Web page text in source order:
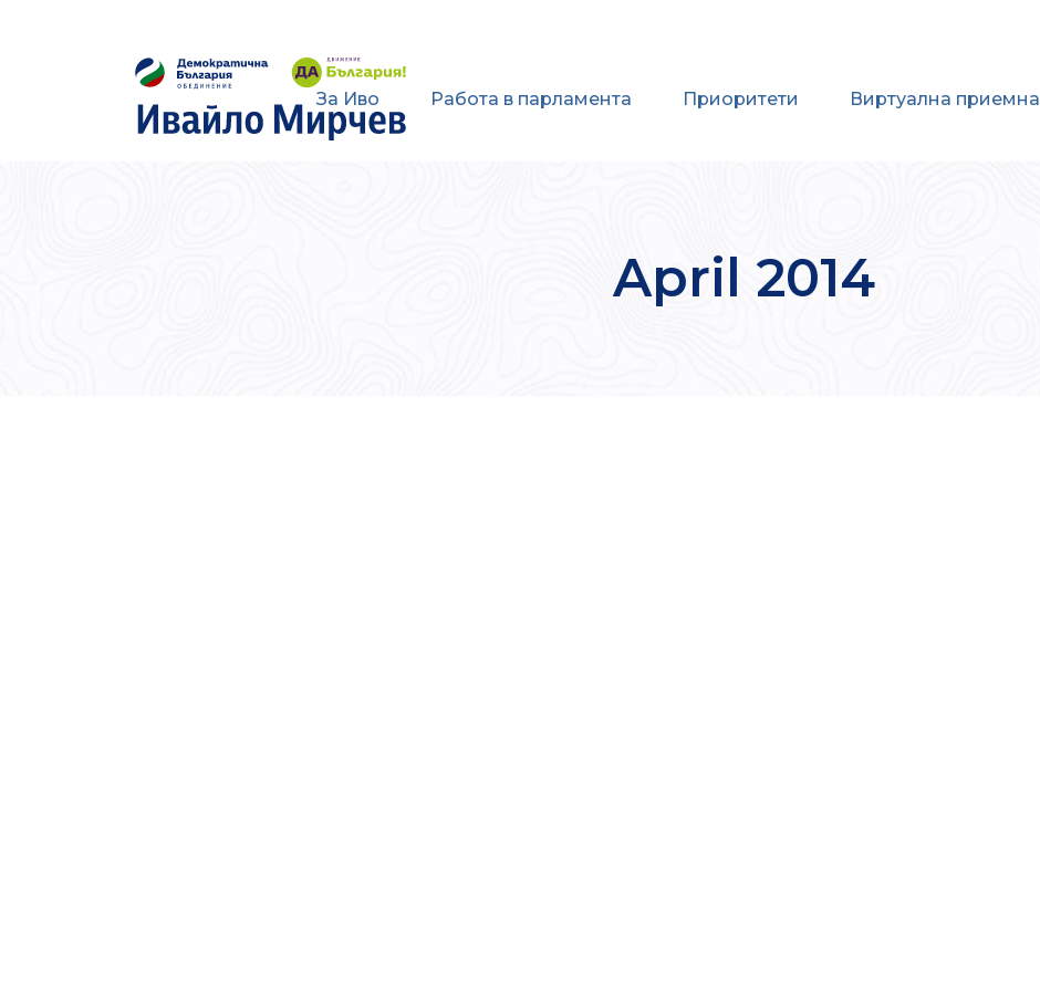
За Иво Работа в парламента Приоритети Виртуална приемна
April 2014